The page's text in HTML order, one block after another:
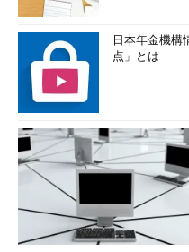
日本年金機構
点」とは